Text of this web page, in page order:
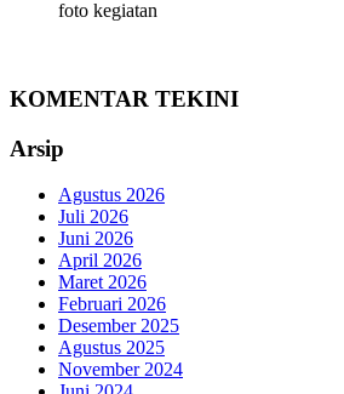
foto kegiatan
KOMENTAR TEKINI
Arsip
Agustus 2026
Juli 2026
Juni 2026
April 2026
Maret 2026
Februari 2026
Desember 2025
Agustus 2025
November 2024